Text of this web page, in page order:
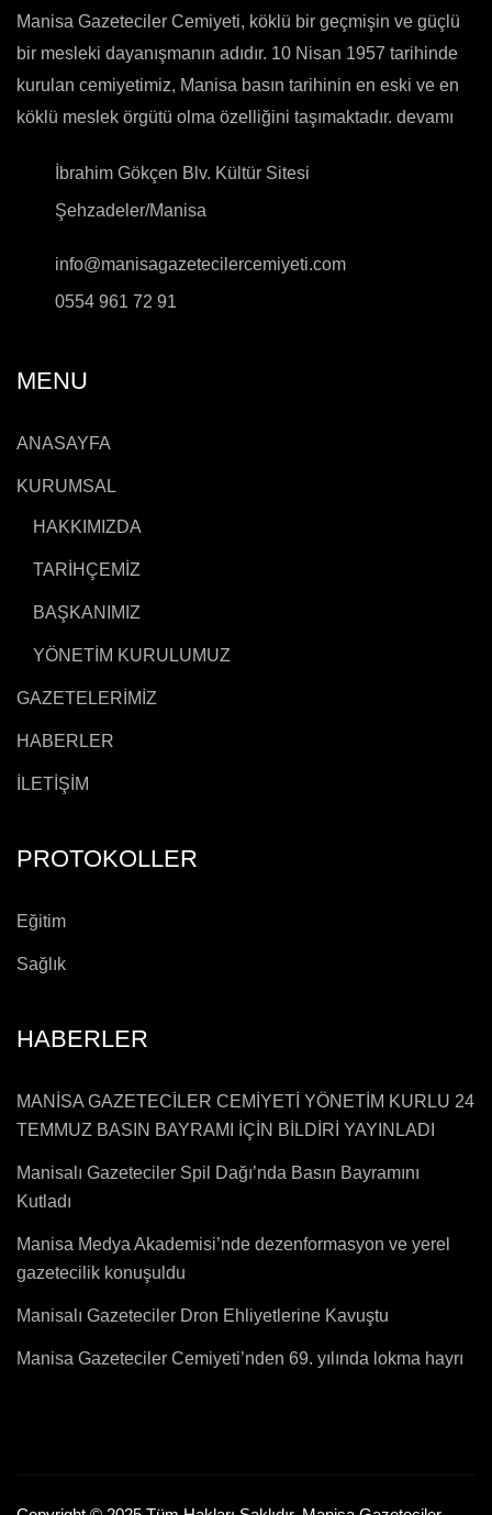
Manisa Gazeteciler Cemiyeti, köklü bir geçmişin ve güçlü
bir mesleki dayanışmanın adıdır. 10 Nisan 1957 tarihinde
kurulan cemiyetimiz, Manisa basın tarihinin en eski ve en
köklü meslek örgütü olma özelliğini taşımaktadır. devamı
İbrahim Gökçen Blv. Kültür Sitesi
Şehzadeler/Manisa
info@manisagazetecilercemiyeti.com
0554 961 72 91
MENU
ANASAYFA
KURUMSAL
HAKKIMIZDA
TARİHÇEMİZ
BAŞKANIMIZ
YÖNETİM KURULUMUZ
GAZETELERİMİZ
HABERLER
İLETİŞİM
PROTOKOLLER
Eğitim
Sağlık
HABERLER
MANİSA GAZETECİLER CEMİYETİ YÖNETİM KURLU 24
TEMMUZ BASIN BAYRAMI İÇİN BİLDİRİ YAYINLADI
Manisalı Gazeteciler Spil Dağı’nda Basın Bayramını
Kutladı
Manisa Medya Akademisi’nde dezenformasyon ve yerel
gazetecilik konuşuldu
Manisalı Gazeteciler Dron Ehliyetlerine Kavuştu
Manisa Gazeteciler Cemiyeti’nden 69. yılında lokma hayrı